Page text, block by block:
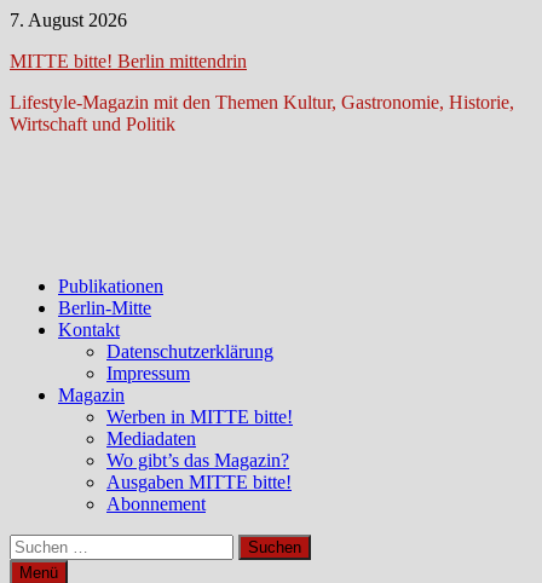
Zum
springen
7. August 2026
MITTE bitte! Berlin mittendrin
Lifestyle-Magazin mit den Themen Kultur, Gastronomie, Historie,
Wirtschaft und Politik
Publikationen
Berlin-Mitte
Kontakt
Datenschutzerklärung
Impressum
Magazin
Werben in MITTE bitte!
Mediadaten
Wo gibt’s das Magazin?
Ausgaben MITTE bitte!
Abonnement
Suchen
nach:
Menü